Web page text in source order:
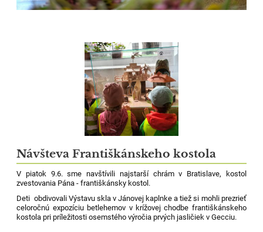
Návšteva Františkánskeho kostola
V piatok 9.6. sme navštívili najstarší chrám v Bratislave, kostol
zvestovania Pána - františkánsky kostol.
Deti obdivovali Výstavu skla v Jánovej kaplnke a tiež si mohli prezrieť
celoročnú expozíciu betlehemov v krížovej chodbe františkánskeho
kostola pri príležitosti osemstého výročia prvých jasličiek v Gecciu.